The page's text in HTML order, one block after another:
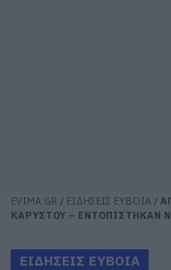
EVIMA.GR / ΕΙΔΗΣΕΙΣ ΕΥΒΟΙΑ /
ΚΑΡΥΣΤΟΥ – ΕΝΤΟΠΙΣΤΗΚΑΝ
ΕΙΔΗΣΕΙΣ ΕΥΒΟΙΑ